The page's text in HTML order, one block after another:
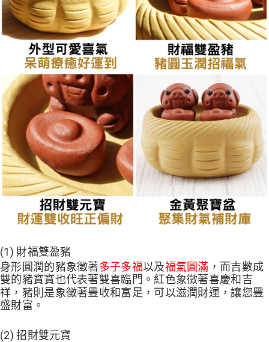
(1) 財福雙盈豬
身形圓潤的豬象徵著多子多福以及福氣圓滿 ，而吉數成
雙的豬寶寶也代表著雙喜臨門。紅色象徵著喜慶和吉
祥，豬則是象徵著豐收和富足，可以滋潤財運，讓您豐
盛財富。
(2) 招財雙元寶